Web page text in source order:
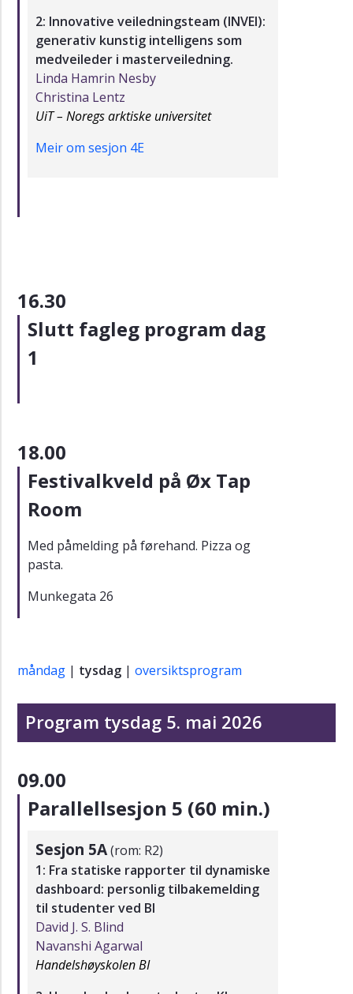
2: Innovative veiledningsteam (INVEI):
generativ kunstig intelligens som
medveileder i masterveiledning.
Linda Hamrin Nesby
Christina Lentz
UiT – Noregs arktiske universitet
Meir om sesjon 4E
16.30
Slutt fagleg program dag
1
18.00
Festivalkveld på Øx Tap
Room
Med påmelding på førehand. Pizza og
pasta.
Munkegata 26
måndag | tysdag | oversiktsprogram
Program tysdag 5. mai 2026
09.00
Parallellsesjon 5 (60 min.)
Sesjon 5A(rom: R2)
1: Fra statiske rapporter til dynamiske
dashboard: personlig tilbakemelding
til studenter ved BI
David J. S. Blind
Navanshi Agarwal
Handelshøyskolen BI